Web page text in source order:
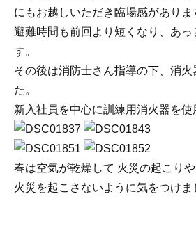
にもお越しいただき臨場感がありま
避難時間も前回より短くなり、あ
す。
その後は消防士さん指導の下、消
た。
新入社員を中心に訓練用消火器を
春は空気が乾燥して 火災の起こりや
火災を起こさないように気をつけま